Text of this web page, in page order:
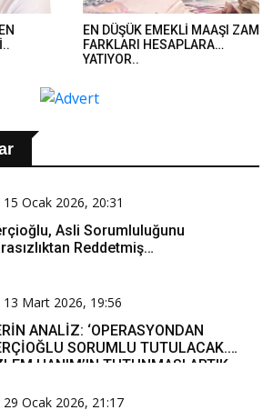
EN DÜŞÜK EMEKLİ MAAŞI ZAM
FARKLARI HESAPLARA
YATIYOR..
15 Ocak 2026, 20:31
Asli Sorumluluğunu
Reddetmiş…
13 Mart 2026, 19:56
ANALİZ: ‘OPERASYONDAN
SORUMLU TUTULACAK.
HANIM’IN TUTUNMASI ARTIK
29 Ocak 2026, 21:17